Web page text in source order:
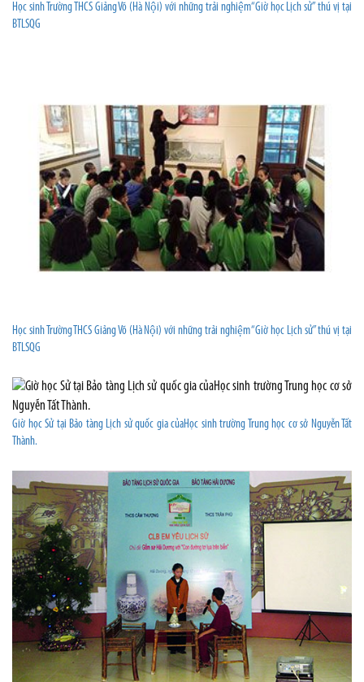
Học sinh Trường THCS Giảng Võ (Hà Nội) với những trải nghiệm“Giờ học Lịch sử” thú vị tại
BTLSQG
Học sinh Trường THCS Giảng Võ (Hà Nội) với những trải nghiệm “Giờ học Lịch sử” thú vị tại
BTLSQG
Giờ học Sử tại Bảo tàng Lịch sử quốc gia củaHọc sinh trường Trung học cơ sở Nguyễn Tất
Thành.